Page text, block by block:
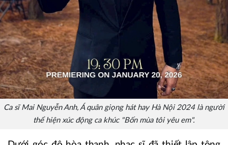
Ca sĩ Mai Nguyễn Anh, Á quân giọng hát hay Hà Nội 2024 là người
thể hiện xúc động ca khúc "Bốn mùa tôi yêu em".